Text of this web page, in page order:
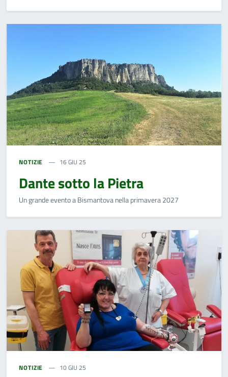
NOTIZIE 16 GIU 25
Dante sotto la Pietra
Un grande evento a Bismantova nella primavera 2027
NOTIZIE 10 GIU 25